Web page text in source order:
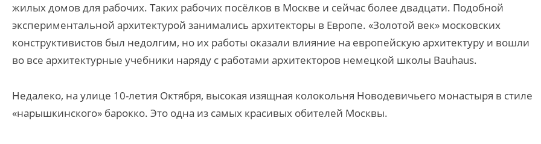
жилых домов для рабочих. Таких рабочих посёлков в Москве и сейчас более двадцати. Подобной
экспериментальной архитектурой занимались архитекторы в Европе. «Золотой век» московских
конструктивистов был недолгим, но их работы оказали влияние на европейскую архитектуру и вошли
во все архитектурные учебники наряду с работами архитекторов немецкой школы Bauhaus.
Недалеко, на улице 10-летия Октября, высокая изящная колокольня Новодевичьего монастыря в стиле
«нарышкинского» барокко. Это одна из самых красивых обителей Москвы.